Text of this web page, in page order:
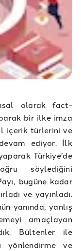
olarak fact-
bir ilke imza
içerik türlerini ve
ediyor. İlk
Türkiye’de
söylediğini
bugüne kadar
ve yayınladı.
yanında, yanlış
amaçlayan
Bültenler ile
yönlendirme ve